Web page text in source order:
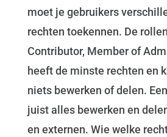
moet je gebruikers
rechten toekennen. De
Contributor, Member of
heeft de minste rechten en
niets bewerken of delen.
juist alles bewerken en
en externen. Wie welke